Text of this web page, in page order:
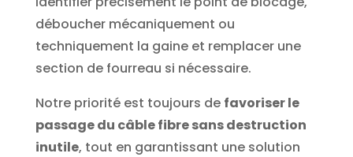
déboucher mécaniquement ou
techniquement la gaine et remplacer une
section de fourreau si nécessaire.
Notre priorité est toujours de favoriser le
passage du câble fibre sans destruction
inutile, tout en garantissant une solution